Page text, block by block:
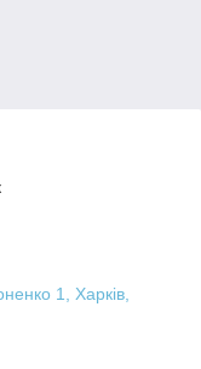
1, Харків,